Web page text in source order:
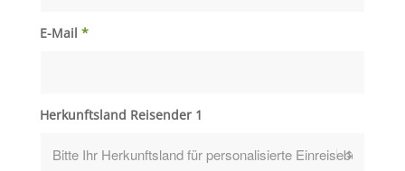
E-Mail *
Herkunftsland Reisender 1